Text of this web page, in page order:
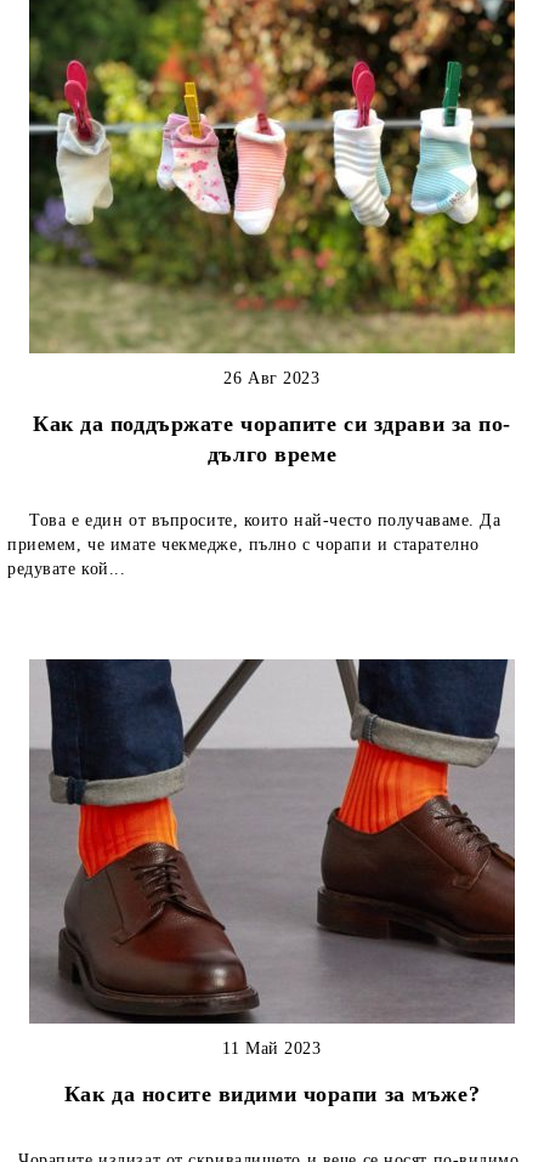
Как да поддържате чорапите си здрави за по-
дълго време
26 Авг 2023
Това е един от въпросите, които най-често получаваме. Да
приемем, че имате чекмедже, пълно с чорапи и старателно
редувате кой...
Как да носите видими чорапи за мъже?
11 Май 2023